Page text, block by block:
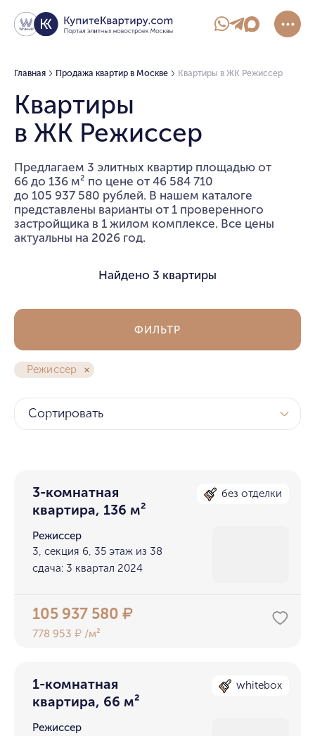
Главная Продажа квартир в Москве Квартиры в ЖК Режиссер
Квартиры
в ЖК Режиссер
Предлагаем 3 элитных квартир площадью от
66 до 136 м² по цене от 46 584 710
до 105 937 580 рублей. В нашем каталоге
представлены варианты от 1 проверенного
застройщика в 1 жилом комплексе. Все цены
актуальны на 2026 год.
Найдено 3 квартиры
Режиссер
ФИЛЬТР
Сортировать
3-комнатная
квартира, 136 м²
без отделки
Режиссер
3, секция 6, 35 этаж из 38
сдача: 3 квартал 2024
105 937 580₽
778 953₽ /м²
1-комнатная
квартира, 66 м²
whitebox
Режиссер